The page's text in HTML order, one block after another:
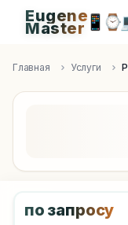
Apple
Eugene
Master📱 ⌚
Главная Услуги
по запросу